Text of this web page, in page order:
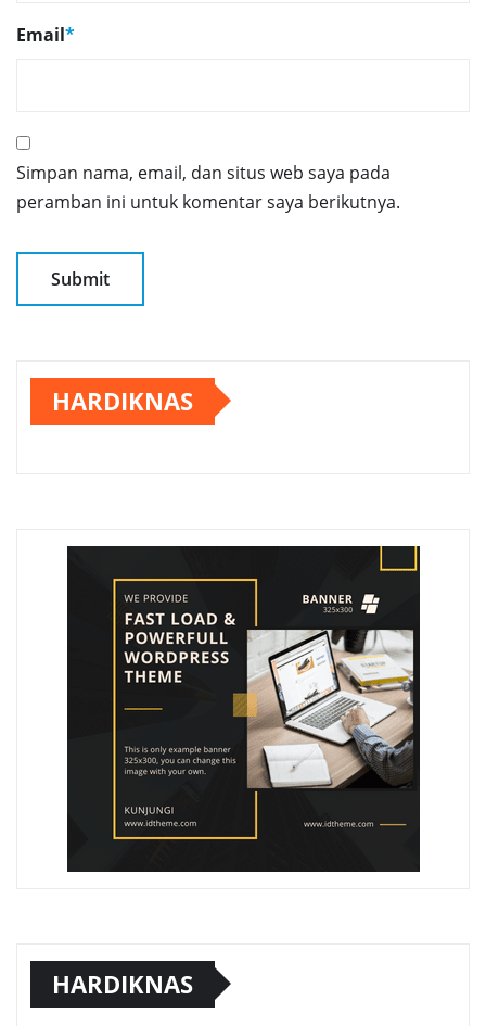
Email*
Simpan nama, email, dan situs web saya pada
peramban ini untuk komentar saya berikutnya.
HARDIKNAS
HARDIKNAS